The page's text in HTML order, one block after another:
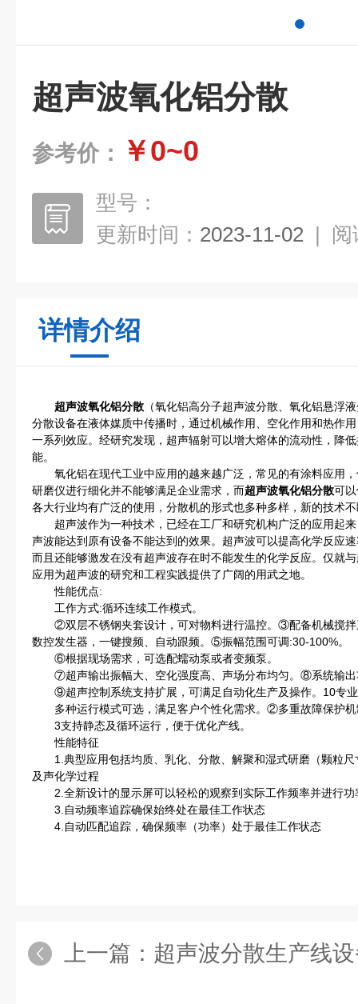
超声波氧化铝分散
参考价： ￥0~0
型号：
更新时间： 2023-11-02 | 阅
详情介绍
超声波氧化铝分散 （氧化铝高分子超声波分散、氧化铝悬浮
分散设备在液体媒质中传播时，通过机械作用、空化作用和热作
一系列效应。经研究发现，超声辐射可以增大熔体的流动性，降
能。
氧化铝在现代工业中应用的越来越广泛，常见的有涂料应用，
研磨仪进行细化并不能够满足企业需求，而超声波氧化铝分散可
各大行业均有广泛的使用，分散机的形式也多种多样，新的技术
超声波作为一种技术，已经在工厂和研究机构广泛的应用起来
声波能达到原有设备不能达到的效果。超声波可以提高化学反应
而且还能够激发在没有超声波存在时不能发生的化学反应。仅就
应用为超声波的研究和工程实践提供了广阔的用武之地。
性能优点:
工作方式:循环连续工作模式。
②双层不锈钢夹套设计，可对物料进行温控。③配备机械搅拌
数控发生器，一键搜频、自动跟频。⑤振幅范围可调:30-100%。
⑥根据现场需求，可选配蠕动泵或者变频泵。
⑦超声输出振幅大、空化强度高、声场分布均匀。⑧系统输出
⑨超声控制系统支持扩展，可满足自动化生产及操作。10专业
多种运行模式可选，满足客户个性化需求。②多重故障保护机
3支持静态及循环运行，便于优化产线。
性能特征
1.典型应用包括均质、乳化、分散、解聚和湿式研磨（颗粒尺
及声化学过程
2.全新设计的显示屏可以轻松的观察到实际工作频率并进行功
3.自动频率追踪确保始终处在最佳工作状态
4.自动匹配追踪，确保频率（功率）处于最佳工作状态
上一篇： 超声波分散生产线